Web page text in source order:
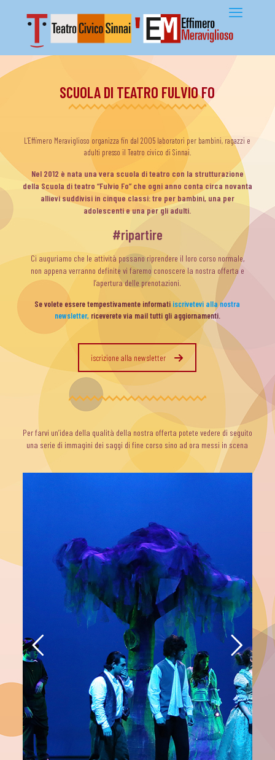
SCUOLA DI TEATRO FULVIO FO
L’Effimero Meraviglioso organizza fin dal 2005 laboratori per bambini, ragazzi e
adulti presso il Teatro civico di Sinnai.
Nel 2012 è nata una vera scuola di teatro con la strutturazione
della Scuola di teatro “Fulvio Fo” che ogni anno conta circa novanta
allievi suddivisi in cinque classi: tre per bambini, una per
adolescenti e una per gli adulti.
#ripartire
Ci auguriamo che le attività possano riprendere il loro corso normale,
non appena verranno definite vi faremo conoscere la nostra offerta e
l’apertura delle prenotazioni.
Se volete essere tempestivamente informati iscrivetevi alla nostra
newsletter, riceverete via mail tutti gli aggiornamenti.
iscrizione alla newsletter
Per farvi un’idea della qualità della nostra offerta potete vedere di seguito
una serie di immagini dei saggi di fine corso sino ad ora messi in scena